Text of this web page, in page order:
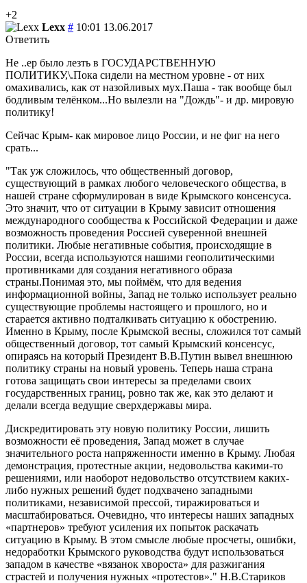
+2
Lexx # 10:01 13.06.2017
Ответить
Не ..ер было лезть в ГОСУДАРСТВЕННУЮ
ПОЛИТИКУ,\.Пока сидели на местном уровне - от них
омахивались, как от назойливых мух.Паша - так вообще был
бодливым телёнком...Но вылезли на "Дождь"- и др. мировую
политику!
Сейчас Крым- как мировое лицо России, и не фиг на него
срать...
"Так уж сложилось, что общественный договор,
существующий в рамках любого человеческого общества, в
нашей стране сформулирован в виде Крымского консенсуса.
Это значит, что от ситуации в Крыму зависит отношения
международного сообщества к Российской Федерации и даже
возможность проведения Россией суверенной внешней
политики. Любые негативные события, происходящие в
России, всегда используются нашими геополитическими
противниками для создания негативного образа
страны.Понимая это, мы поймём, что для ведения
информационной войны, Запад не только использует реально
существующие проблемы настоящего и прошлого, но и
старается активно подталкивать ситуацию к обострению.
Именно в Крыму, после Крымской весны, сложился тот самый
общественный договор, тот самый Крымский консенсус,
опираясь на который Президент В.В.Путин вывел внешнюю
политику страны на новый уровень. Теперь наша страна
готова защищать свои интересы за пределами своих
государственных границ, ровно так же, как это делают и
делали всегда ведущие сверхдержавы мира.
Дискредитировать эту новую политику России, лишить
возможности её проведения, Запад может в случае
значительного роста напряженности именно в Крыму. Любая
демонстрация, протестные акции, недовольства какими-то
решениями, или наоборот недовольство отсутствием каких-
либо нужных решений будет подхвачено западными
политиками, независимой прессой, тиражироваться и
масштабироваться. Очевидно, что интересы наших западных
«партнеров» требуют усиления их попыток раскачать
ситуацию в Крыму. В этом смысле любые просчеты, ошибки,
недоработки Крымского руководства будут использоваться
западом в качестве «вязанок хвороста» для разжигания
страстей и получения нужных «протестов»." Н.В.Стариков